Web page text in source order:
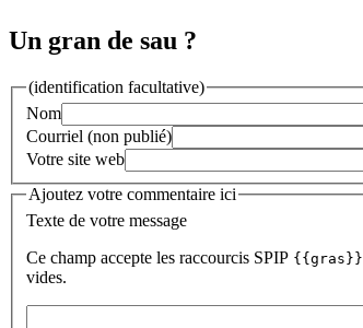
Un gran de sau ?
(identification facultative)
Nom
Courriel (non publié)
Votre site web
Ajoutez votre commentaire ici
Texte de votre message
Ce champ accepte les raccourcis SPIP {{gras}}
vides.